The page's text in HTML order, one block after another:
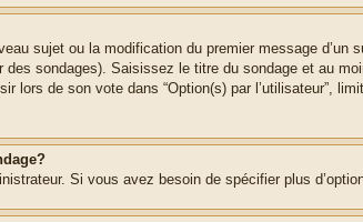
sujet ou la modification du premier message
sondages). Saisissez le titre du sondage et au
lors de son vote dans “Option(s) par l’utilisateur”,
Si vous avez besoin de spécifier plus